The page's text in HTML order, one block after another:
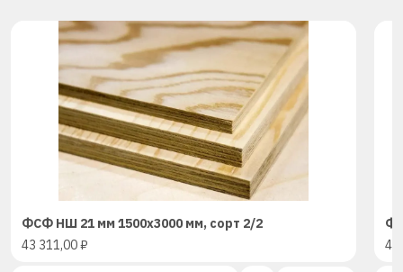
ФСФ НШ 21 мм 1500х3000 мм, сорт 2/2
43 311,00₽
43